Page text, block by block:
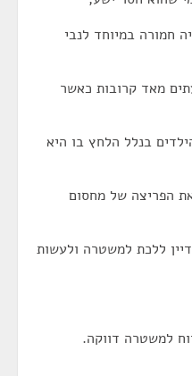
חמורה במיוחד לנבי
מאד קרובות כאשר
בנלל הלחץ בו היא
הפריצה של מחסום
ללכת למשטרה ולעשות
למשטרה דווקה.